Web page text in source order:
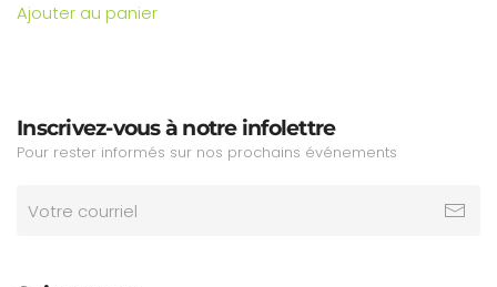
Ajouter au panier
Inscrivez-vous à notre infolettre
Pour rester informés sur nos prochains événements